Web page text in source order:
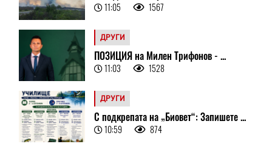
11:05 1567
ДРУГИ
ПОЗИЦИЯ на Милен Трифонов - ...
11:03 1528
ДРУГИ
С подкрепата на „Биовет“: Запишете ...
10:59 874